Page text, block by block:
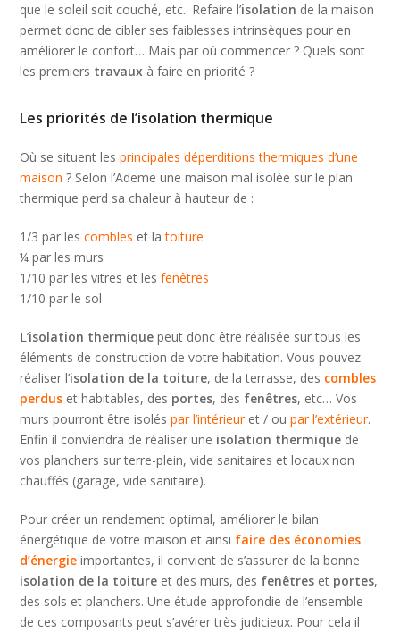
que le soleil soit couché, etc.. Refaire l’isolation de la maison
permet donc de cibler ses faiblesses intrinsèques pour en
améliorer le confort… Mais par où commencer ? Quels sont
les premiers travaux à faire en priorité ?
Les priorités de l’isolation thermique
Où se situent lesprincipales déperditions thermiques d’une
maison ? Selon l’Ademe une maison mal isolée sur le plan
thermique perd sa chaleur à hauteur de :
1/3 par lescombles et latoiture
¼ par les murs
1/10 par les vitres et lesfenêtres
1/10 par le sol
L’isolation thermique peut donc être réalisée sur tous les
éléments de construction de votre habitation. Vous pouvez
réaliser l’isolation de la toiture, de la terrasse, des combles
perdus et habitables, des portes, des fenêtres, etc… Vos
murs pourront être isoléspar l’intérieuret / oupar l’extérieur.
Enfin il conviendra de réaliser une isolation thermique de
vos planchers sur terre-plein, vide sanitaires et locaux non
chauffés (garage, vide sanitaire).
Pour créer un rendement optimal, améliorer le bilan
énergétique de votre maison et ainsi faire des économies
d’énergie importantes, il convient de s’assurer de la bonne
isolation de la toiture et des murs, des fenêtres et portes,
des sols et planchers. Une étude approfondie de l’ensemble
de ces composants peut s’avérer très judicieux. Pour cela il